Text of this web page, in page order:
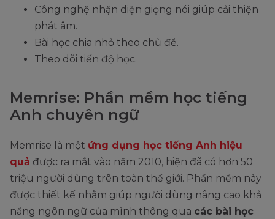
Công nghệ nhận diện giọng nói giúp cải thiện
phát âm.
Bài học chia nhỏ theo chủ đề.
Theo dõi tiến độ học.
Memrise: Phần mềm học tiếng
Anh chuyên ngữ
Memrise là một ứng dụng học tiếng Anh hiệu
quả được ra mắt vào năm 2010, hiện đã có hơn 50
triệu người dùng trên toàn thế giới. Phần mềm này
được thiết kế nhằm giúp người dùng nâng cao khả
năng ngôn ngữ của mình thông qua các bài học